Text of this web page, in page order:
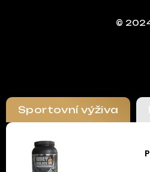
©
Sportovní výživa